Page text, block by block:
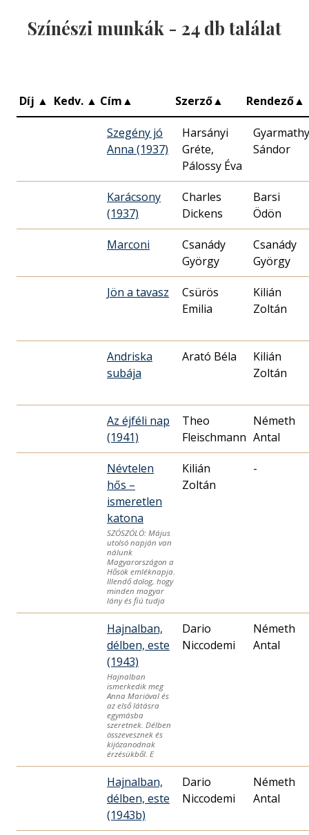
Színészi munkák - 24 db találat
Díj ▲ Kedv. ▲ Cím▲ Szerző▲ Rendező▲
Szegény jó
Anna (1937)
Harsányi
Gréte,
Pálossy Éva
Gyarmathy
Sándor
Karácsony
(1937)
Charles
Dickens
Barsi
Ödön
Marconi
Csanády
György
Csanády
György
Jön a tavasz
Csürös
Emilia
Kilián
Zoltán
Andriska
subája
Arató Béla
Kilián
Zoltán
Az éjféli nap
(1941)
Theo
Fleischmann
Németh
Antal
Névtelen
hős –
ismeretlen
katona
SZÓSZÓLÓ: Május
utolsó napján van
nálunk
Magyarországon a
Hősök emléknapja.
Illendő dolog, hogy
minden magyar
lány és fiú tudja
Kilián
Zoltán
-
Hajnalban,
délben, este
(1943)
Hajnalban
ismerkedik meg
Anna Marióval és
az első látásra
egymásba
szeretnek. Délben
összevesznek és
kijózanod­nak
érzésükből. E
Dario
Niccodemi
Németh
Antal
Hajnalban,
délben, este
(1943b)
Dario
Niccodemi
Németh
Antal